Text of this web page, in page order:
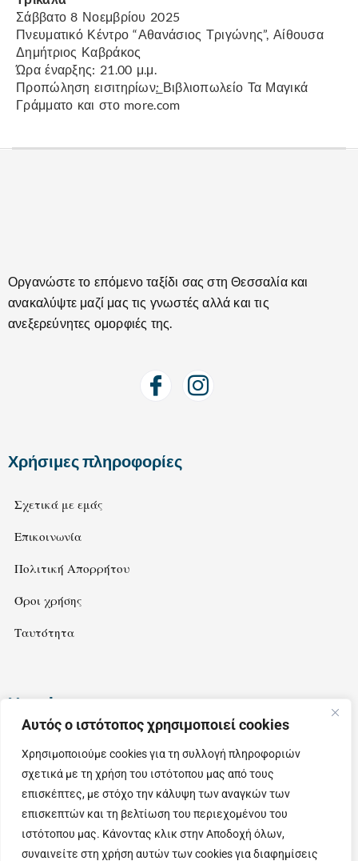
Αυτός ο ιστότοπος χρησιμοποιεί cookies
Χρησιμοποιούμε cookies για τη συλλογή πληροφοριών
σχετικά με τη χρήση του ιστότοπου μας από τους
επισκέπτες, με στόχο την κάλυψη των αναγκών των
επισκεπτών και τη βελτίωση του περιεχομένου του
ιστότοπου μας. Κάνοντας κλικ στην Αποδοχή όλων,
συναινείτε στη χρήση αυτών των cookies για διαφημίσεις
Σάββατο 8 Νοεμβρίου 2025
Πνευματικό Κέντρο “Αθανάσιος Τριγώνης”, Αίθουσα
Δημήτριος Καβράκος
Ώρα έναρξης: 21.00 μ.μ.
Προπώληση εισιτηρίων: Βιβλιοπωλείο Τα Μαγικά
Γράμματο και στο more.com
Οργανώστε το επόμενο ταξίδι σας στη Θεσσαλία και
ανακαλύψτε μαζί μας τις γνωστές αλλά και τις
ανεξερεύνητες ομορφιές της.
Χρήσιμες πληροφορίες
Σχετικά με εμάς
Επικοινωνία
Πολιτική Απορρήτου
Όροι χρήσης
Ταυτότητα
Newsletter
Εγγραφείτε στο newsletter μας για να λαμβάνετε ιδέες και
προτάσεις για εξορμήσεις στην όμορφη Θεσσαλία.